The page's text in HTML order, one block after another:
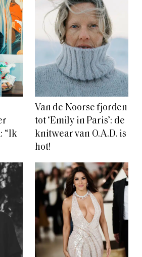
“Ik
Van de Noorse fjorden
tot ‘Emily in Paris’: de
knitwear van O.A.D. is
hot!